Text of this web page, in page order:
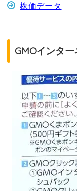
株価データ
GMOインタ